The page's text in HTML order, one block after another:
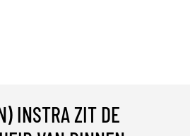
INSTRA ZIT DE